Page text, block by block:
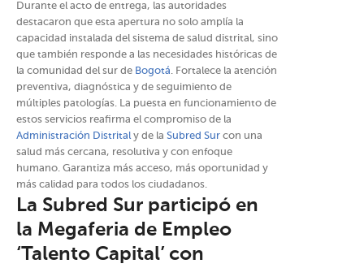
Durante el acto de entrega, las autoridades
destacaron que esta apertura no solo amplía la
capacidad instalada del sistema de salud distrital, sino
que también responde a las necesidades históricas de
la comunidad del sur de Bogotá. Fortalece la atención
preventiva, diagnóstica y de seguimiento de
múltiples patologías. La puesta en funcionamiento de
estos servicios reafirma el compromiso de la
Administración Distritaly de la Subred Sur con una
salud más cercana, resolutiva y con enfoque
humano. Garantiza más acceso, más oportunidad y
más calidad para todos los ciudadanos.
La Subred Sur participó en
la Megaferia de Empleo
‘Talento Capital’ con